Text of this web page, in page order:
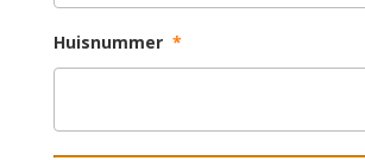
Huisnummer *